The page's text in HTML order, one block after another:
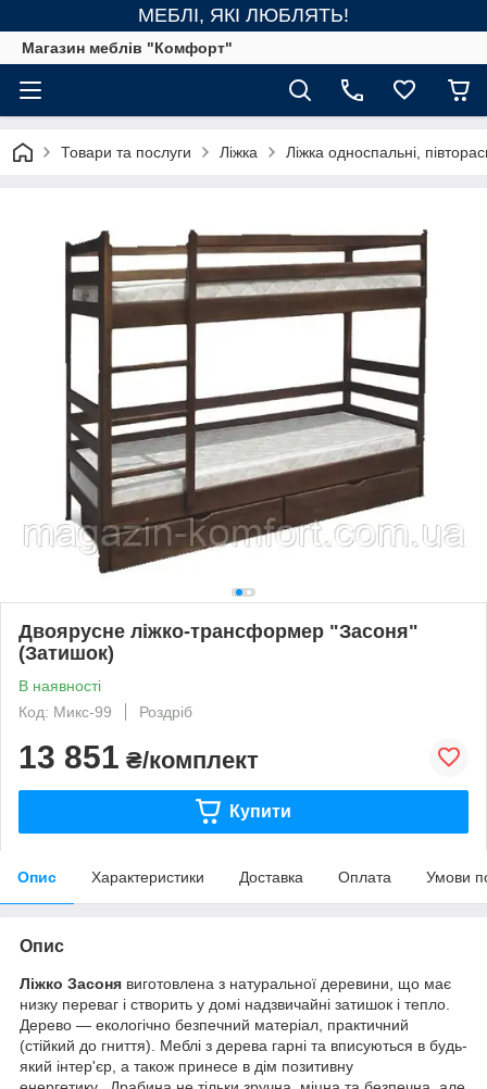
МЕБЛІ, ЯКІ ЛЮБЛЯТЬ!
Магазин меблів "Комфорт"
Товари та послуги Ліжка Ліжка односпальні,
Двоярусне ліжко-трансформер "Засоня"
(Затишок)
В наявності
Код: Микс-99
Роздріб
13 851 ₴/комплект
Купити
Опис Характеристики Доставка Оплата Умови
Опис
Ліжко Засоня виготовлена з натуральної деревини, що має
низку переваг і створить у домі надзвичайні затишок і тепло.
Дерево — екологічно безпечний матеріал, практичний
(стійкий до гниття). Меблі з дерева гарні та вписуються в будь-
який інтер'єр, а також принесе в дім позитивну